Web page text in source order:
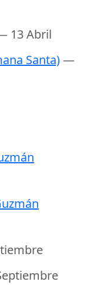
13 Abril
Santa)—